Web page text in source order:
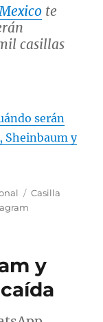
te
casillas
serán
Sheinbaum y
E
e
t
a
Casilla
y